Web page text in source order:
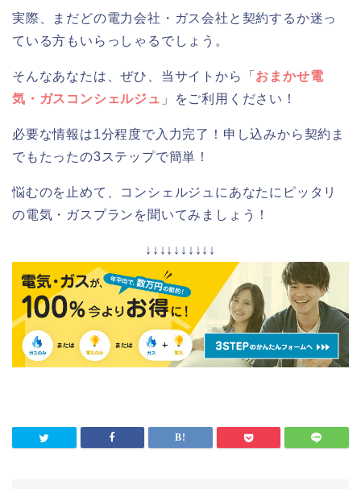
実際、まだどの電力会社・ガス会社と契約するか迷っ
ている方もいらっしゃるでしょう。
そんなあなたは、ぜひ、当サイトから「 おまかせ電
気・ガスコンシェルジュ 」をご利用ください！
必要な情報は1分程度で入力完了！申し込みから契約ま
でもたったの3ステップで簡単！
悩むのを止めて、コンシェルジュにあなたにピッタリ
の電気・ガスプランを聞いてみましょう！
↓↓↓↓↓↓↓↓↓↓